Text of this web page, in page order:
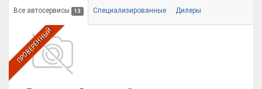
Все автосервисы 13 Специализированные Дилеры
ПРОВЕРЕННЫЙ